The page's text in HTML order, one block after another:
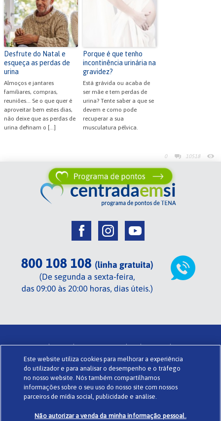
0 10518
Desfrute do Natal e
esqueça as perdas de
urina
Almoços e jantares
familiares, compras,
reuniões... Se o que quer é
aproveitar bem estes dias,
não deixe que as perdas de
urina definam o […]
Porque é que tenho
incontinência urinária na
gravidez?
Está grávida ou acaba de
ser mãe e tem perdas de
urina? Tente saber a que se
devem e como pode
recuperar a sua
musculatura pélvica.
Centrada em si de TENA . Termos de utilização . Glossário .
Powered by www.codigomedia.com© Essity Portugal Lda
Sobre o Centrada em si . Política de privacidade . Cookies .
Este website utiliza cookies para melhorar a experiência
do utilizador e para analisar o desempenho e o tráfego
no nosso website. Nós também compartilhamos
informações sobre o seu uso do nosso site com nossos
parceiros de mídia social, publicidade e análise.
Não autorizar a venda da minha informação pessoal.